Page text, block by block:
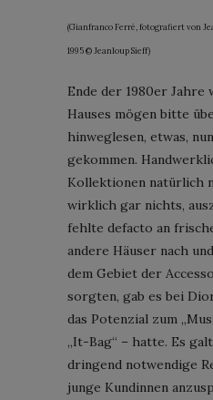
(Gianfranco Ferré, fotografiert von
1995 © Jeanloup Sieff)
Ende der 1980er Jahre
Hauses mögen bitte
hinweglesen, etwas,
gekommen.
Kollektionen natürlich
wirklich gar nichts,
fehlte defacto an
andere Häuser nach
dem Gebiet der
sorgten, gab es bei
das Potenzial zum
„It-Bag“ – hatte. Es
dringend notwendige
junge Kundinnen